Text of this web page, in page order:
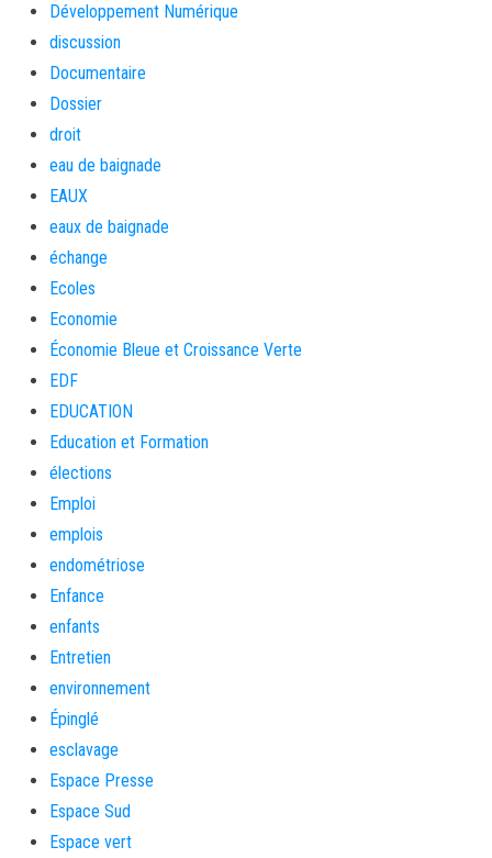
Développement Numérique
discussion
Documentaire
Dossier
droit
eau de baignade
EAUX
eaux de baignade
échange
Ecoles
Economie
Économie Bleue et Croissance Verte
EDF
EDUCATION
Education et Formation
élections
Emploi
emplois
endométriose
Enfance
enfants
Entretien
environnement
Épinglé
esclavage
Espace Presse
Espace Sud
Espace vert